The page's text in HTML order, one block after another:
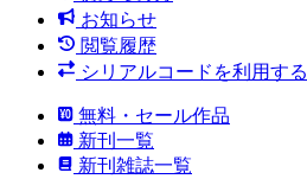
お知らせ
閲覧履歴
シリアルコードを利用する
無料・セール作品
新刊一覧
新刊雑誌一覧